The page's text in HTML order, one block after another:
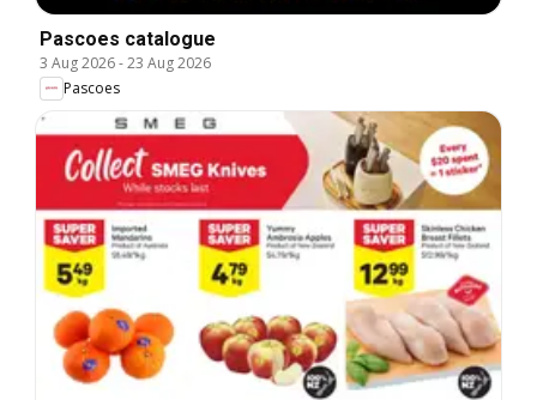
Pascoes catalogue
3 Aug 2026-23 Aug 2026
Pascoes